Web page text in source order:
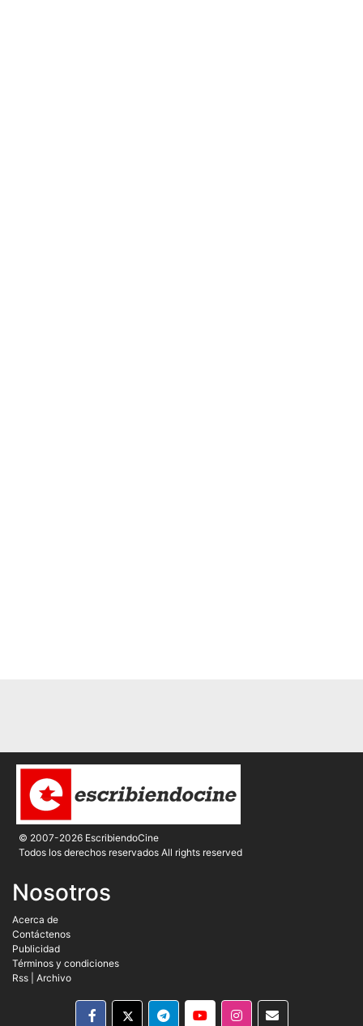
© 2007-2026 EscribiendoCine
Todos los derechos reservados All rights reserved
Nosotros
Acerca de
Contáctenos
Publicidad
Términos y condiciones
Rss
Archivo